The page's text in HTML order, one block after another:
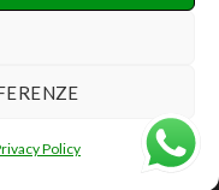
Policy
PHOTO-VIDEO &
P.